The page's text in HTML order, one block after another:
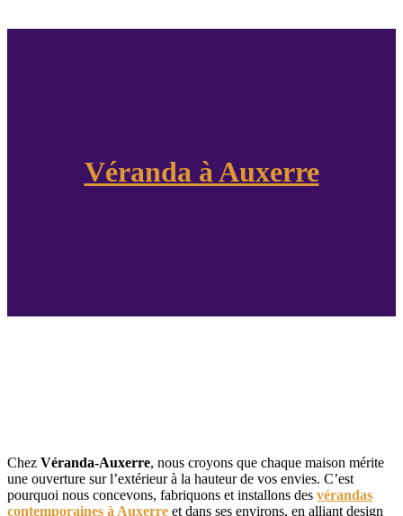
Véranda à Auxerre
Chez Véranda-Auxerre, nous croyons que chaque maison mérite
une ouverture sur l’extérieur à la hauteur de vos envies. C’est
pourquoi nous concevons, fabriquons et installons des vérandas
contemporaines à Auxerre et dans ses environs, en alliant design